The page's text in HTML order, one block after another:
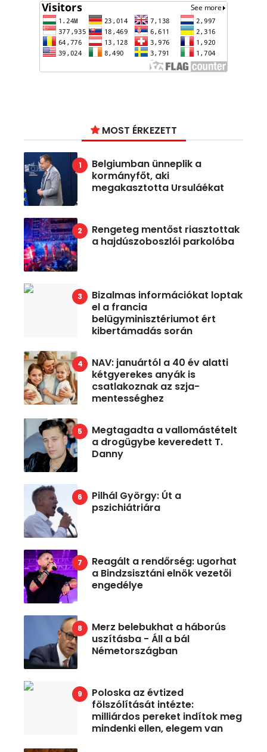
MOST ÉRKEZETT
Belgiumban ünneplik a
kormányfőt, aki
megakasztotta Ursuláékat
Rengeteg mentőst riasztottak
a hajdúszoboszlói parkolóba
Bizalmas információkat loptak
el a francia
belügyminisztériumot ért
kibertámadás során
NAV: januártól a 40 év alatti
kétgyerekes anyák is
csatlakoznak az szja-
mentességhez
Megtagadta a vallomástételt
a drogügybe keveredett T.
Danny
Pilhál György: Út a
pszichiátriára
Reagált a rendőrség: ugorhat
a Bindzsisztáni elnök vezetői
engedélye
Merz belebukhat a háborús
uszításba - Áll a bál
Németországban
Poloska az évtized
fölszólítását intézte:
milliárdos pereket indítok meg
mindenki ellen, elegem van